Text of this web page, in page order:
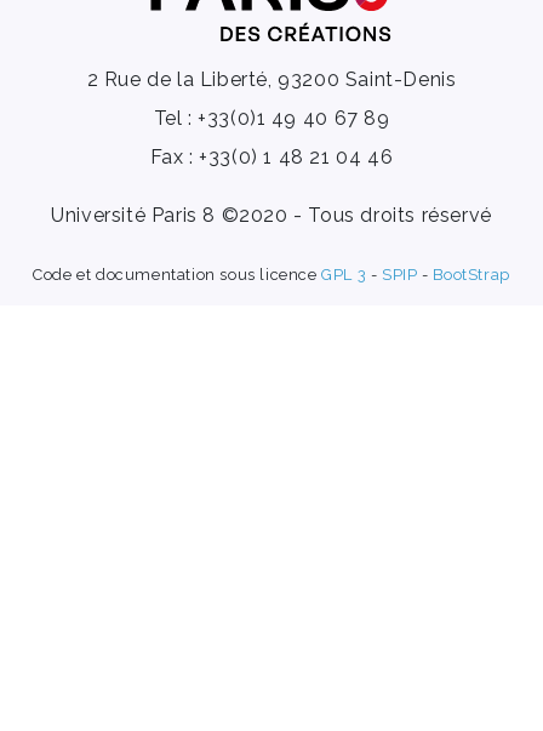
2 Rue de la Liberté, 93200 Saint-Denis
Tel : +33(0)1 49 40 67 89
Fax : +33(0) 1 48 21 04 46
Université Paris 8 ©2020 - Tous droits réservé
Code et documentation sous licenceGPL 3 - SPIP - BootStrap